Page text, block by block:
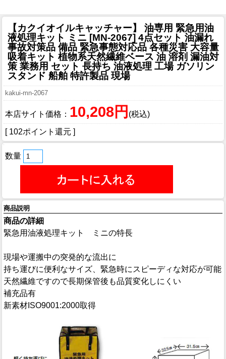
【カクイオイルキャッチャー】 油専用 緊急用油
液処理キット ミニ [MN-2067] 4点セット 油漏れ
事故対策品 備品 緊急事態対応品 各種災害 大容量
吸着キット 植物系天然繊維ベース 油 溶剤 漏油対
策 業務用 セット 長持ち 油液処理 工場 ガソリン
スタンド 船舶 特許製品 現場
kakui-mn-2067
本店サイト価格： 10,208円 (税込)
[ 102ポイント還元 ]
数量
商品説明
商品の詳細
緊急用油液処理キット ミニの特長
現場や運搬中の突発的な流出に
持ち運びに便利なサイズ、緊急時にスピーディな対応が可能
天然繊維ですので長期保管後も品質変化しにくい
補充品有
新素材ISO9001:2000取得